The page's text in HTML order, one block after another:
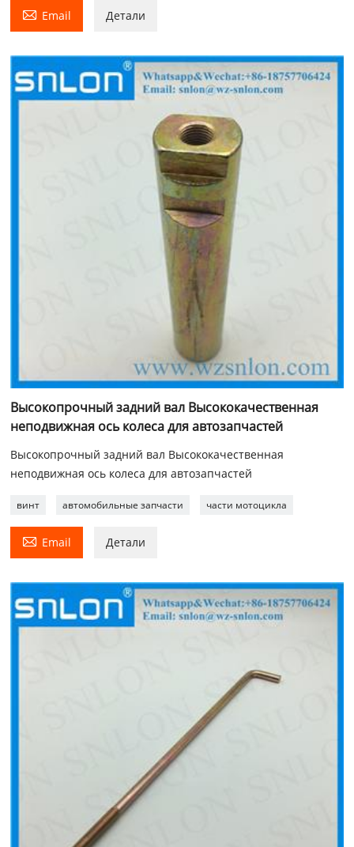
 Email Детали
Высокопрочный задний вал Высококачественная
неподвижная ось колеса для автозапчастей
Высокопрочный задний вал Высококачественная
неподвижная ось колеса для автозапчастей
винт автомобильные запчасти части мотоцикла
 Email Детали